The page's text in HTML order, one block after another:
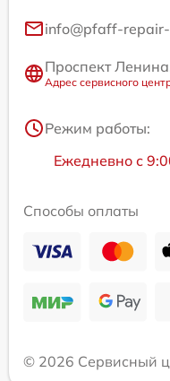
info@pfaff-
Проспект
Адрес сервисного
Режим работы:
Ежедневно с
Способы оплаты
© 2026 Сервисный